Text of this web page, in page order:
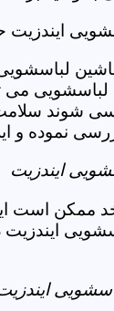
ایندزیت
ماشین
می
شوند
نموده و
ایندزیت
است